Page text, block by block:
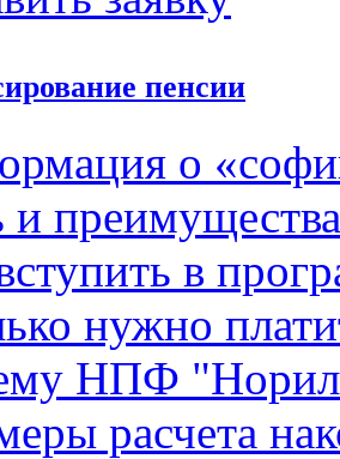
пенсии
о
и
в
нужно
НПФ
расчета